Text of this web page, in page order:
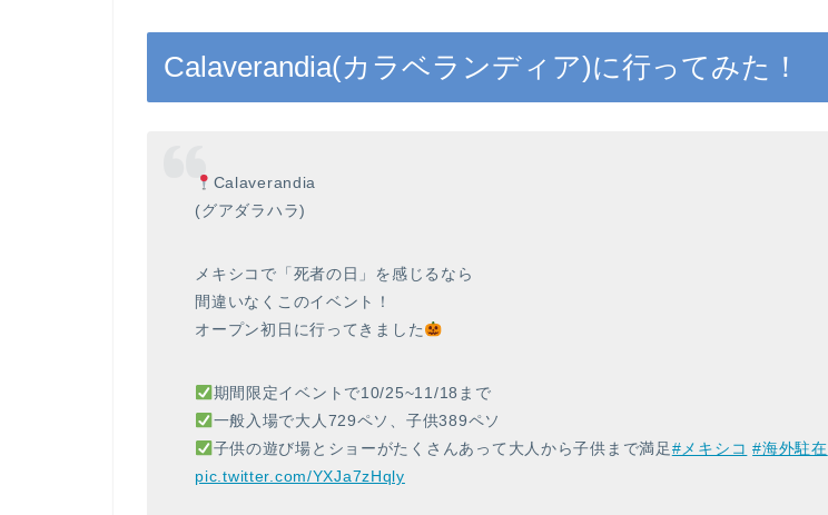
Calaverandia(カラベランディア)に行ってみた！
Calaverandia
(グアダラハラ)
メキシコで「死者の日」を感じるなら
間違いなくこのイベント！
オープン初日に行ってきました
期間限定イベントで10/25~11/18まで
一般入場で大人729ペソ、子供389ペソ
子供の遊び場とショーがたくさんあって大人から子供まで満足#メキシコ #海外駐在
pic.twitter.com/YXJa7zHqly